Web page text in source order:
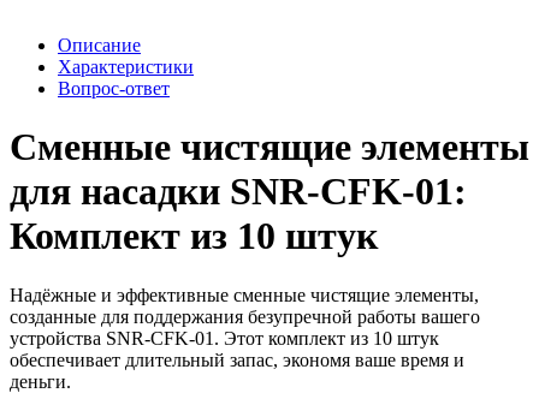
Описание
Характеристики
Вопрос-ответ
Сменные чистящие элементы
для насадки SNR-CFK-01:
Комплект из 10 штук
Надёжные и эффективные сменные чистящие элементы,
созданные для поддержания безупречной работы вашего
устройства SNR-CFK-01. Этот комплект из 10 штук
обеспечивает длительный запас, экономя ваше время и
деньги.